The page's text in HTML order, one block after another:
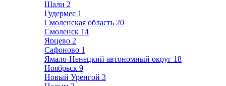
Шали 2
Гудермес 1
Смоленская область 20
Смоленск 14
Ярцево 2
Сафоново 1
Ямало-Ненецкий автономный округ 18
Ноябрьск 9
Новый Уренгой 3